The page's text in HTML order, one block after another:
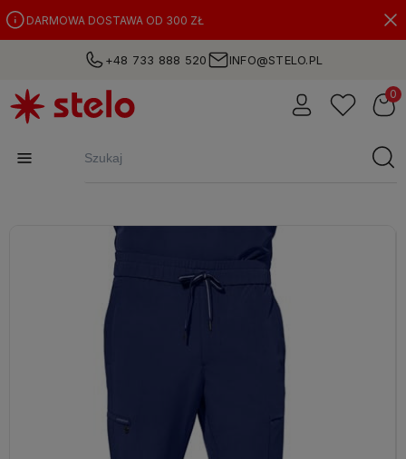
DARMOWA DOSTAWA OD 300 ZŁ
+48 733 888 520 INFO@STELO.PL